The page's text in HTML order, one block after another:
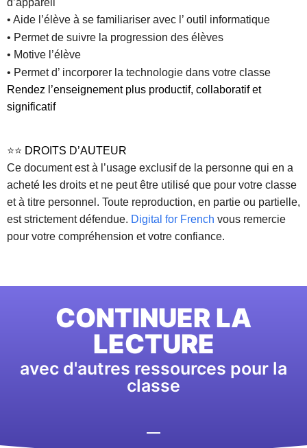
d’appareil
• Aide l’élève à se familiariser avec l’ outil informatique
• Permet de suivre la progression des élèves
• Motive l’élève
• Permet d’ incorporer la technologie dans votre classe
Rendez l’enseignement plus productif, collaboratif et
significatif
⭐⭐ DROITS D’AUTEUR
Ce document est à l’usage exclusif de la personne qui en a
acheté les droits et ne peut être utilisé que pour votre classe
et à titre personnel. Toute reproduction, en partie ou partielle,
est strictement défendue. Digital for French vous remercie
pour votre compréhension et votre confiance.
CONTINUER LA
LECTURE
avec d'autres ressources pour la
classe